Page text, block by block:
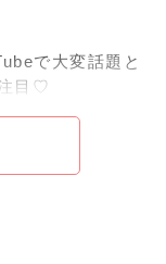
で大変話題と
目♡